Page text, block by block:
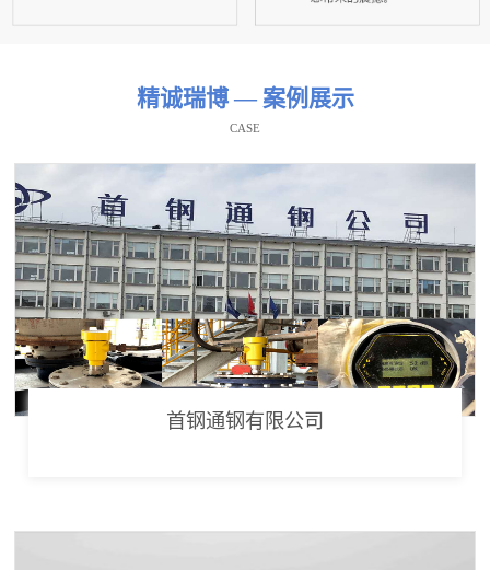
精诚瑞博 — 案例展示
CASE
首钢通钢有限公司